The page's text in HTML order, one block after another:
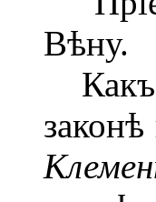
Вѣну.
Какъ